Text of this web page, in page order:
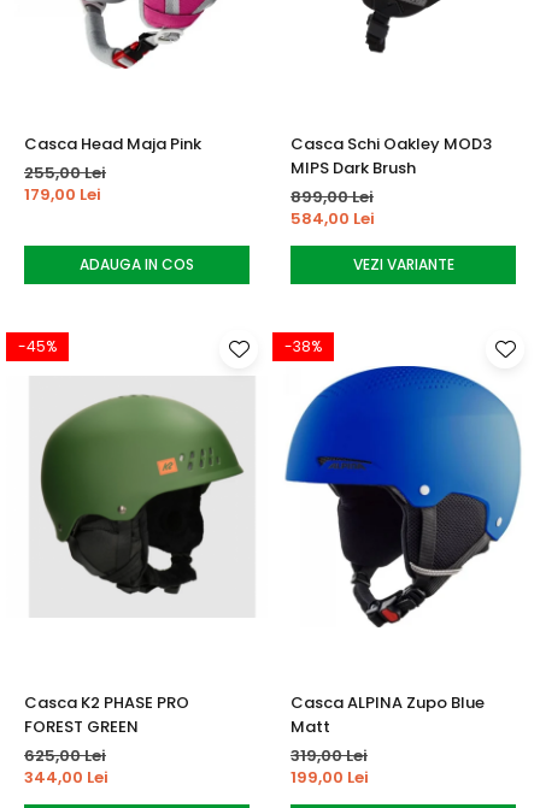
Pantaloni outdoor
Sosete Outdoor
Sepci
Bustiere
Casca Head Maja Pink
255,00 Lei
179,00 Lei
ADAUGA IN COS
Casca Schi Oakley MOD3
MIPS Dark Brush
899,00 Lei
584,00 Lei
VEZI VARIANTE
-45%
Casca K2 PHASE PRO
FOREST GREEN
625,00 Lei
344,00 Lei
-38%
Casca ALPINA Zupo Blue
Matt
319,00 Lei
199,00 Lei